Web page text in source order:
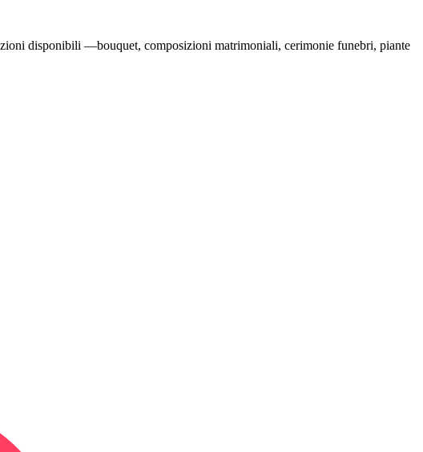
disponibili —bouquet, composizioni matrimoniali, cerimonie funebri, piante